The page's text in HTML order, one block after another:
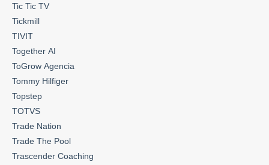
Tic Tic TV
Tickmill
TIVIT
Together AI
ToGrow Agencia
Tommy Hilfiger
Topstep
TOTVS
Trade Nation
Trade The Pool
Trascender Coaching